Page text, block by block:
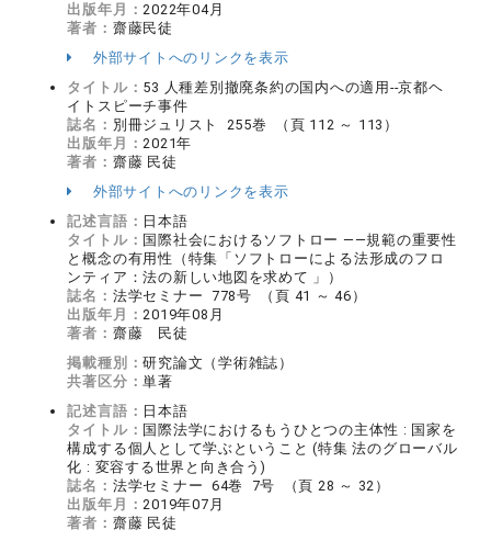
出版年月：2022年04月
著者： 齋藤民徒
外部サイトへのリンクを表示
タイトル： 53 人種差別撤廃条約の国内への適用--京都ヘ
イトスピーチ事件
誌名： 別冊ジュリスト 255巻 （頁 112 ～ 113）
出版年月：2021年
著者： 齋藤 民徒
外部サイトへのリンクを表示
記述言語： 日本語
タイトル： 国際社会におけるソフトロー ――規範の重要性
と概念の有用性（特集「ソフトローによる法形成のフロ
ンティア：法の新しい地図を求めて 」）
誌名： 法学セミナー 778号 （頁 41 ～ 46）
出版年月：2019年08月
著者： 齋藤 民徒
掲載種別：研究論文（学術雑誌）
共著区分：単著
記述言語： 日本語
タイトル： 国際法学におけるもうひとつの主体性 : 国家を
構成する個人として学ぶということ (特集 法のグローバル
化 : 変容する世界と向き合う)
誌名： 法学セミナー 64巻 7号 （頁 28 ～ 32）
出版年月：2019年07月
著者： 齋藤 民徒